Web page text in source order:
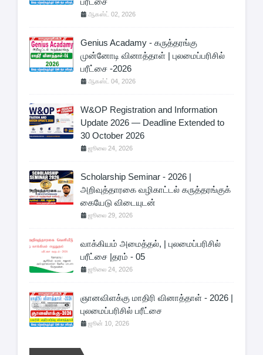
ஆகஸ்ட் 02, 2026
Genius Acadamy - கருத்தரங்கு
முன்னோடி வினாத்தாள் | புலமைப்பரிசில்
பரீட்சை -2026
ஆகஸ்ட் 04, 2026
W&OP Registration and Information
Update 2026 — Deadline Extended to
30 October 2026
ஜூலை 24, 2026
Scholarship Seminar - 2026 |
அறிவுத்தாரகை வழிகாட்டல் கருத்தரங்குக்
கையேடு விடையுடன்
ஜூலை 29, 2026
வாக்கியம் அமைத்தல், | புலமைப்பரிசில்
பரீட்சை |தரம் - 05
ஜூலை 24, 2026
ஞானவிளக்கு மாதிரி வினாத்தாள் - 2026 |
புலமைப்பரிசில் பரீட்சை
ஜூன் 10, 2026